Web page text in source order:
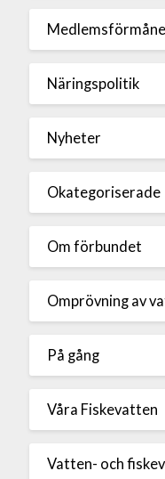
Näringspolitik
Nyheter
Okategoriserade
Om förbundet
Omprövning av
På gång
Våra Fiskevatten
Vatten- och